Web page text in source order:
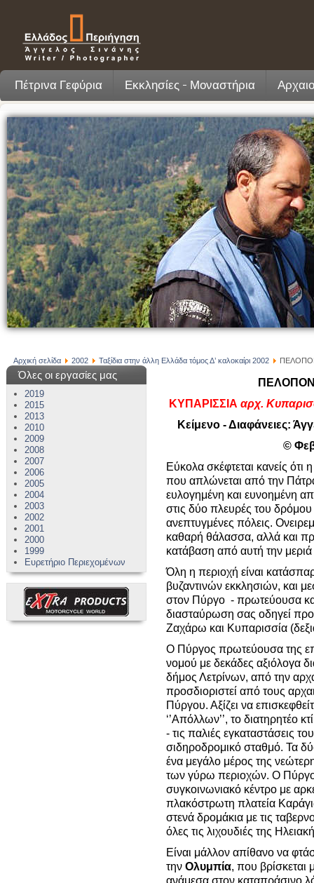
Πέτρινα Γεφύρια Εκκλησίες - Μοναστήρια
Αρχική σελίδα 2002 Ταξίδια στην άλλη Ελλάδα τόμος Δ’ καλοκαίρι 2002
Όλες οι εργασίες μας
2019
2015
2013
2010
2009
2008
2007
2006
2005
2004
2003
2002
2001
2000
1999
Ευρετήριο Περιεχομένων
ΚΥΠΑΡΙΣΣΙΑ αρχ.
Κείμενο - Διαφάνειες:
©
Εύκολα σκέφτεται κανείς
που απλώνεται από την
ευλογημένη και ευνοημένη
στις δύο πλευρές του
ανεπτυγμένες πόλεις.
καθαρή θάλασσα, αλλά και
κατάβαση από αυτή την
Όλη η περιοχή είναι
βυζαντινών εκκλησιών, και
στον Πύργο - πρωτεύουσα
διασταύρωση σας οδηγεί
Ζαχάρω και Κυπαρισσία
Ο Πύργος πρωτεύουσα της
νομού με δεκάδες αξιόλογα
δήμος Λετρίνων, από την
προσδιοριστεί από τους
Πύργου. Αξίζει να
‘’Απόλλων’’, το διατηρητέο
- τις παλιές εγκαταστάσεις
σιδηροδρομικό σταθμό. Τα
ένα μεγάλο μέρος της
των γύρω περιοχών. Ο
συγκοινωνιακό κέντρο με
πλακόστρωτη πλατεία
στενά δρομάκια με τις
όλες τις λιχουδιές της
Είναι μάλλον απίθανο να
την Ολυμπία, που βρίσκεται
ανάμεσα στον καταπράσινο